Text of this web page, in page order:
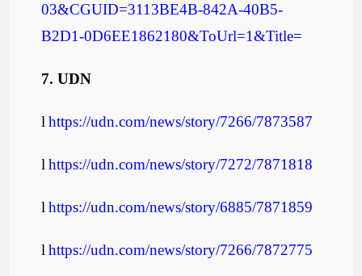
03&CGUID=3113BE4B-842A-40B5-
B2D1-0D6EE1862180&ToUrl=1&Title=
7.UDN
l https://udn.com/news/story/7266/7873587
l https://udn.com/news/story/7272/7871818
l https://udn.com/news/story/6885/7871859
l https://udn.com/news/story/7266/7872775